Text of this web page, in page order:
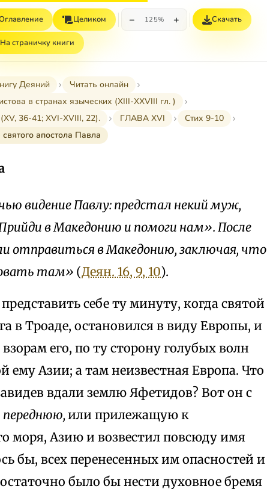
Целиком − 125% + Скачать
На страничку книги
Деяний
Читать онлайн
в странах языческих (XIII-XXVIII гл. )
36-41; XVI-XVIII, 22).
ГЛАВА XVI
Стих 9-10
апостола Павла
видение Павлу: предстал некий муж,
в Македонию и помоги нам». После
отправиться в Македонию, заключая, что
там» (Деян. 16, 9, 10).
себе ту минуту, когда святой
в Троаде, остановился в виду Европы, и
его, по ту сторону голубых волн
ему Азии; а там неизвестная Европа. Что
вдали землю Яфетидов? Вот он с
переднюю, или прилежащую к
моря, Азию и возвестил повсюду имя
бы, всех перенесенных им опасностей и
было бы нести духовное бремя